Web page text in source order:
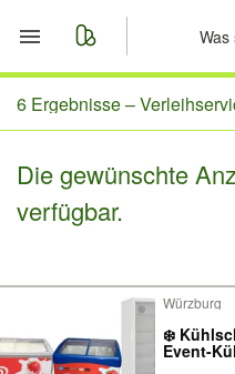
Start
Nachrichten
6 Ergebnisse –
Die gewünschte
verfügbar.
Würzburg
❄️
Event-